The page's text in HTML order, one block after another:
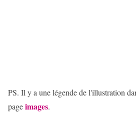
PS. Il y a une légende de l'illustration
pageimages.